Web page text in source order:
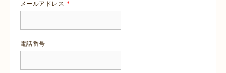
メールアドレス *
電話番号